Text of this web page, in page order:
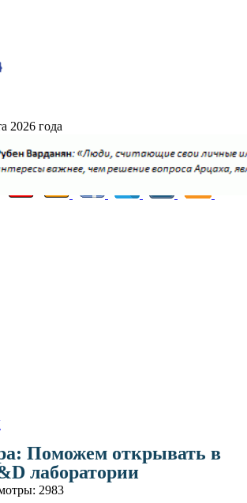
2026 года
Поможем открывать в
лаборатории
2983